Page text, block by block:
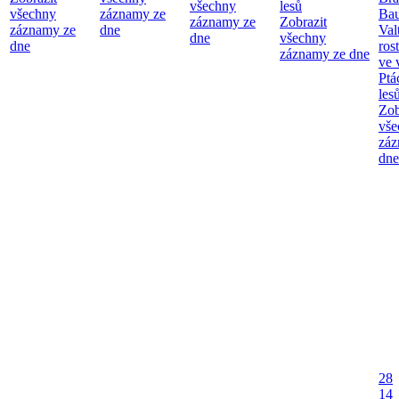
všechny
záznamy ze
dne
záznamy ze
dne
všechny
záznamy ze
dne
lesů
Zobrazit
všechny
záznamy ze dne
ve
dne
28
14